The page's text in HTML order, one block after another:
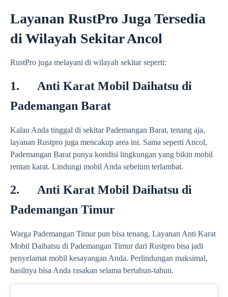
Layanan RustPro Juga Tersedia
di Wilayah Sekitar Ancol
RustPro juga melayani di wilayah sekitar seperti:
1. Anti Karat Mobil Daihatsu di
Pademangan Barat
Kalau Anda tinggal di sekitar Pademangan Barat, tenang aja,
layanan Rustpro juga mencakup area ini. Sama seperti Ancol,
Pademangan Barat punya kondisi lingkungan yang bikin mobil
rentan karat. Lindungi mobil Anda sebelum terlambat.
2. Anti Karat Mobil Daihatsu di
Pademangan Timur
Warga Pademangan Timur pun bisa tenang. Layanan Anti Karat
Mobil Daihatsu di Pademangan Timur dari Rustpro bisa jadi
penyelamat mobil kesayangan Anda. Perlindungan maksimal,
hasilnya bisa Anda rasakan selama bertahun-tahun.